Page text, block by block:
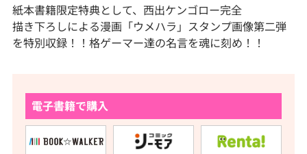
紙本書籍限定特典として、西出ケンゴロー完全
描き下ろしによる漫画「ウメハラ」スタンプ画像第二弾
を特別収録！！格ゲーマー達の名言を魂に刻め！！
電子書籍で購入